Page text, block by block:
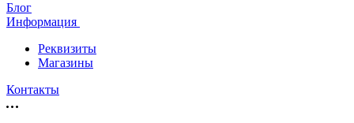
Блог
Информация
Реквизиты
Магазины
Контакты